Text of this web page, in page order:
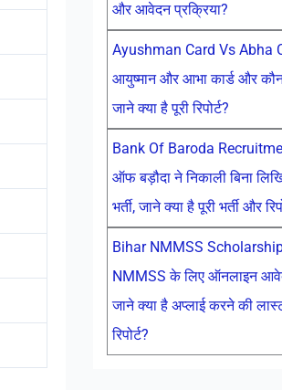
और आवेदन प्रक्रिया?
Ayushman Card Vs Abha
आयुष्मान और आभा कार्ड और
जाने क्या है पूरी रिपोर्ट?
Bank Of Baroda
ऑफ बड़ौदा ने निकाली बिना
भर्ती, जाने क्या है पूरी भर्ती और
Bihar NMMSS Scholarship
NMMSS के लिए ऑनलाइन
जाने क्या है अप्लाई करने की
रिपोर्ट?